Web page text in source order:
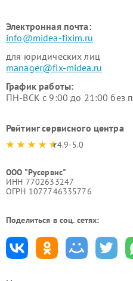
Электронная почта:
info@midea-fixim.ru
для юридических лиц
manager@fix-midea.ru
График работы:
ПН-ВСК с 9:00 до 21:00 без
Рейтинг сервисного центра
4.9-5.0
ООО "Русервис"
ИНН 7702633247
ОГРН 1077746335776
Поделиться в соц. сетях: